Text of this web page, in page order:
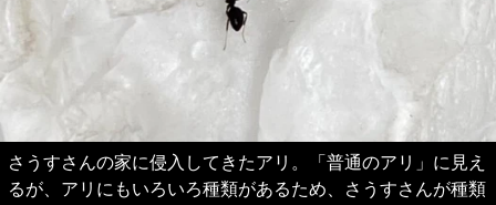
さうすさんの家に侵入してきたアリ。「普通のアリ」に見え
るが、アリにもいろいろ種類があるため、さうすさんが種類